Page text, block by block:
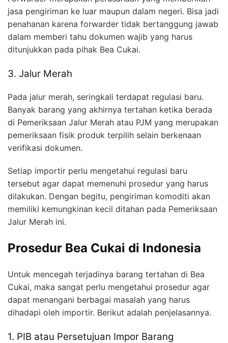
jasa pengiriman ke luar maupun dalam negeri. Bisa jadi
penahanan karena forwarder tidak bertanggung jawab
dalam memberi tahu dokumen wajib yang harus
ditunjukkan pada pihak Bea Cukai.
3. Jalur Merah
Pada jalur merah, seringkali terdapat regulasi baru.
Banyak barang yang akhirnya tertahan ketika berada
di Pemeriksaan Jalur Merah atau PJM yang merupakan
pemeriksaan fisik produk terpilih selain berkenaan
verifikasi dokumen.
Setiap importir perlu mengetahui regulasi baru
tersebut agar dapat memenuhi prosedur yang harus
dilakukan. Dengan begitu, pengiriman komoditi akan
memiliki kemungkinan kecil ditahan pada Pemeriksaan
Jalur Merah ini.
Prosedur Bea Cukai di Indonesia
Untuk mencegah terjadinya barang tertahan di Bea
Cukai, maka sangat perlu mengetahui prosedur agar
dapat menangani berbagai masalah yang harus
dihadapi oleh importir. Berikut adalah penjelasannya.
1. PIB atau Persetujuan Impor Barang